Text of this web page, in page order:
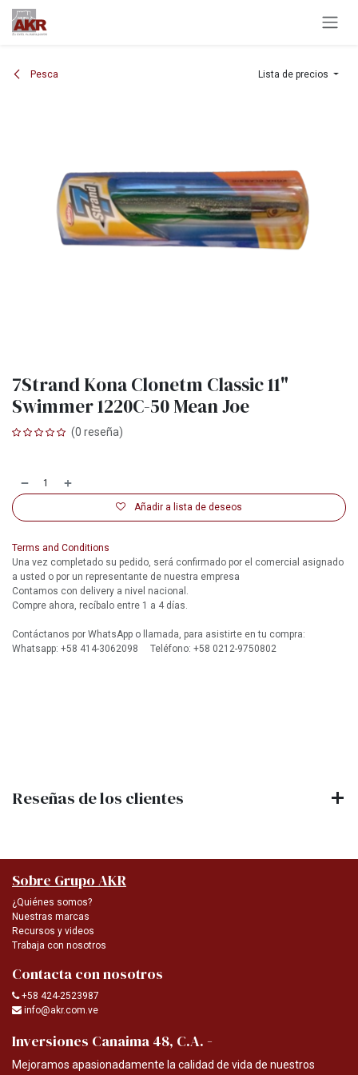
Ir al contenido
Pesca Lista de precios
7Strand Kona Clonetm Classic 11"
Swimmer 1220C-50 Mean Joe
(0 reseña)
Añadir a lista de deseos
Terms and Conditions
Una vez completado su pedido, será confirmado por el comercial asignado
a usted o por un representante de nuestra empresa
Contamos con delivery a nivel nacional.
Compre ahora, recíbalo entre 1 a 4 días.
Contáctanos por WhatsApp o llamada, para asistirte en tu compra:
Whatsapp: +58 414-3062098 Teléfono: +58 0212-9750802
Reseñas de los clientes
Sobre Grupo AKR
¿Quiénes somos?
Nuestras marcas
Recursos y videos
Trabaja con nosotros
Contacta con nosotros
+58 424-2523987
info@akr.com.ve
Inversiones Canaima 48, C.A. -
Mejoramos apasionadamente la calidad de vida de nuestros